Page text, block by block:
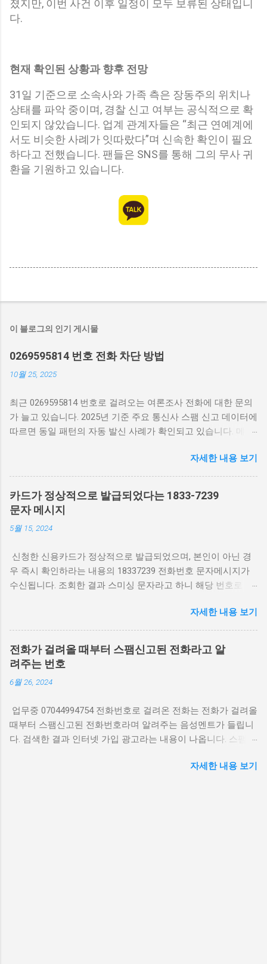
졌지만, 이번 사건 이후 일정이 모두 보류된 상태입니
다.
현재 확인된 상황과 향후 전망
31일 기준으로 소속사와 가족 측은 장동주의 위치나
상태를 파악 중이며, 경찰 신고 여부는 공식적으로 확
인되지 않았습니다. 업계 관계자들은 “최근 연예계에
서도 비슷한 사례가 잇따랐다”며 신속한 확인이 필요
하다고 전했습니다. 팬들은 SNS를 통해 그의 무사 귀
환을 기원하고 있습니다.
이 블로그의 인기 게시물
0269595814 번호 전화 차단 방법
10월 25, 2025
최근 0269595814 번호로 걸려오는 여론조사 전화에 대한 문의
가 늘고 있습니다. 2025년 기준 주요 통신사 스팸 신고 데이터에
따르면 동일 패턴의 자동 발신 사례가 확인되고 있습니다. 메인
안내합니다. 0269595814 무슨 전화 여론조사 특정번호 차단하
는 방법 0269595814 번호 어디 최근 몇 달간 0269595814 번호
는 정치·사회 여론조사 또는 마케팅 목적의 자동 발신으로 보고
되고 있습니다. 발신지는 서울 지역번호로, 주로 콜센터 시스템
에서 무작위로 연결되는 경우가 많습니다. 통신사별 스팸 차단
통계에 포함되어 있으나, 실제 기관 여론조사일 가능성도 있어
통화 전에는 0269595814 번호를 스팸 전화 식별 앱에서 검색해
최근 신고 내역을 확인하는 것이 좋습니다. 여론조사라면 조사
기관명과 조사 목적을 먼저 밝히는 것이 원칙입니다. 명확한 안
를 종료하시는 게 안전합니다. 스마트폰에서 특정 번호 차단 설
정 안드로이드의 경우 최근 통화 목록에서 번호를 길게 누르고
‘번호 차단’을 선택하면 됩니다. 아이폰은 전화 앱에서 ‘i’ 아이콘
을 누른 후 ‘이 발신자 차단’을 선택하면 됩니다. 통신사 앱(SK텔
이 가능합니다. 통신사별 스팸 차단 서비스 활용 2025년 기준 주
안심차단’, KT의 ‘스팸차단플러스’, LG U+의 ‘스팸필터’ 앱에서
번호를 직접 등록할 수 있습니다. 다만 여론조사 기관의 공식 발
신이 확인되면 자동 차단 목록에서 제외될 수 있습니다. 주의할
점 일부 자동 발신 전화는 여론조사 형식을 빌려 개인정보를 수
자세한 내용 보기
카드가 정상적으로 발급되었다는 1833-7239
문자 메시지
5월 15, 2024
신청한 신용카드가 정상적으로 발급되었으며, 본인이 아닌 경
우 즉시 확인하라는 내용의 18337239 전화번호 문자메시지가
수신됩니다. 조회한 결과 스미싱 문자라고 하니 해당 번호로 전
문자 기업전화번호 동일 기간 수신 전화번호 18118138
18119353 15335225 손님맞이 거실 대형 인테리어 소품 준비 끝
자세한 내용 보기
전화가 걸려올 때부터 스팸신고된 전화라고 알
려주는 번호
6월 26, 2024
업무중 07044994754 전화번호로 걸려온 전화는 전화가 걸려올
때부터 스팸신고된 전화번호라며 알려주는 음성멘트가 들립니
다. 검색한 결과 인터넷 가입 광고라는 내용이 나옵니다. 스팸신
에스케이텔레콤, 케이티, 엘지유플러스 등 신규 가입 또는 변경
자세한 내용 보기